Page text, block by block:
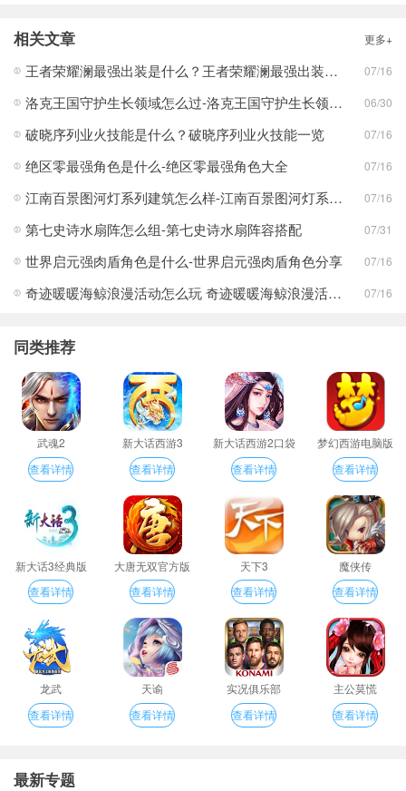
相关文章 更多+
王者荣耀澜最强出装是什么？王者荣耀澜最强出装分享 07/16
洛克王国守护生长领域怎么过-洛克王国守护生长领域通关攻略 06/30
破晓序列业火技能是什么？破晓序列业火技能一览 07/16
绝区零最强角色是什么-绝区零最强角色大全 07/16
江南百景图河灯系列建筑怎么样-江南百景图河灯系列建筑分享 07/16
第七史诗水扇阵怎么组-第七史诗水扇阵容搭配 07/31
世界启元强肉盾角色是什么-世界启元强肉盾角色分享 07/16
奇迹暖暖海鲸浪漫活动怎么玩 奇迹暖暖海鲸浪漫活动玩法一览 07/16
同类推荐
武魂2
查看详情
新大话西游3
查看详情
新大话西游2口袋
版
查看详情
梦幻西游电脑版
查看详情
新大话3经典版
查看详情
大唐无双官方版
查看详情
天下3
查看详情
魔侠传
查看详情
龙武
查看详情
天谕
查看详情
实况俱乐部
查看详情
主公莫慌
查看详情
最新专题